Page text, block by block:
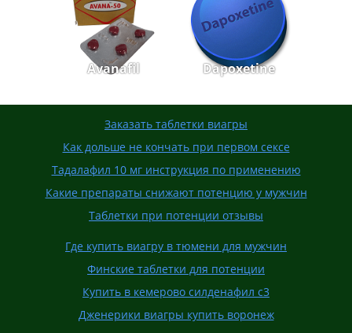
Avanafil Dapoxetine
Заказать таблетки виагры
Как дольше не кончать при первом сексе
Тадалафил 10 мг инструкция по применению
Какие препараты снижают потенцию у мужчин
Таблетки при потенции отзывы
Где купить виагру в тюмени для мужчин
Финские таблетки для потенции
Купить в кемерово силденафил с3
Дженерики виагры купить воронеж